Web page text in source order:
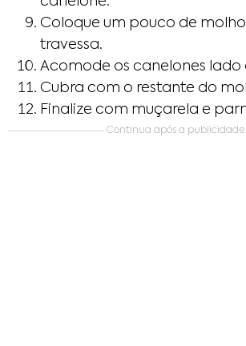
Coloque um pouco de
travessa.
Acomode os canelones lado
Cubra com o restante do
Finalize com muçarela e
Continua após a